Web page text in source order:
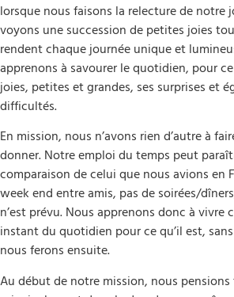
lorsque nous faisons la relecture de notre
voyons une succession de petites joies
rendent chaque journée unique et
apprenons à savourer le quotidien, pour ce
joies, petites et grandes, ses surprises et
difficultés.
En mission, nous n’avons rien d’autre à
donner. Notre emploi du temps peut
comparaison de celui que nous avions en
week end entre amis, pas de soirées/
n’est prévu. Nous apprenons donc à vivre
instant du quotidien pour ce qu’il est,
nous ferons ensuite.
Au début de notre mission, nous